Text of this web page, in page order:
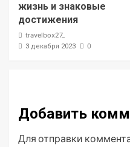
жизнь и знаковые
достижения
travelbox27_
3 декабря 2023 0
Добавить
Для отправки